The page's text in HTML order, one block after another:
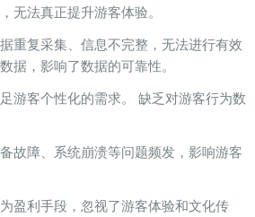
无法真正提升游客体验。
重复采集、信息不完整，无法进行有效
据，影响了数据的可靠性。
游客个性化的需求。 缺乏对游客行为数
故障、系统崩溃等问题频发，影响游客
盈利手段，忽视了游客体验和文化传